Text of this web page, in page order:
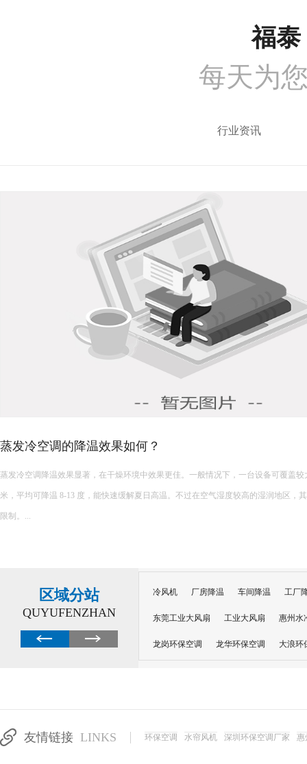
福泰
每天为
行业资讯
蒸发冷空调的降温效果如何？
蒸发冷空调降温效果显著，在干燥环境中效果更佳。一般情况下，一台设备可覆盖较
米，平均可降温 8-13 度，能快速缓解夏日高温。不过在空气湿度较高的湿润地区，
限制。...
区域分站
QUYUFENZHAN
冷风机 厂房降温 车间降温 工厂
东莞工业大风扇 工业大风扇 惠州水
龙岗环保空调 龙华环保空调 大浪环
友情链接 LINKS 环保空调 水帘风机 深圳环保空调厂家 惠